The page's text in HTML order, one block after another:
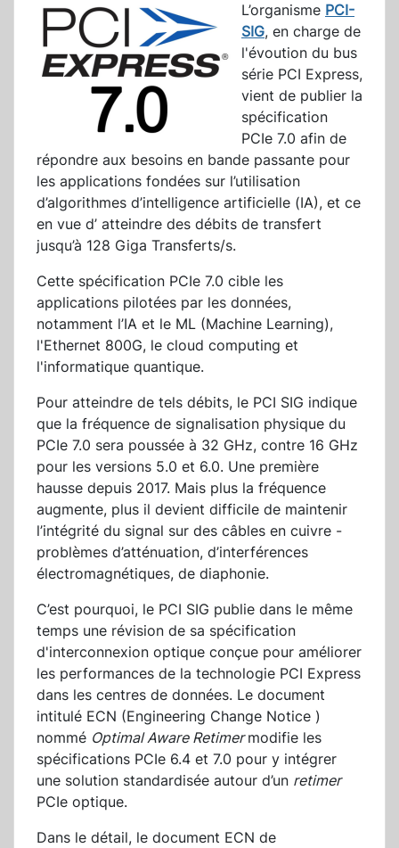
L’organisme PCI-
SIG, en charge de
l'évoution du bus
série PCI Express,
vient de publier la
spécification
PCIe 7.0 afin de
répondre aux besoins en bande passante pour
les applications fondées sur l’utilisation
d’algorithmes d’intelligence artificielle (IA), et ce
en vue d’ atteindre des débits de transfert
jusqu’à 128 Giga Transferts/s.
Cette spécification PCIe 7.0 cible les
applications pilotées par les données,
notamment l’IA et le ML (Machine Learning),
l'Ethernet 800G, le cloud computing et
l'informatique quantique.
Pour atteindre de tels débits, le PCI SIG indique
que la fréquence de signalisation physique du
PCIe 7.0 sera poussée à 32 GHz, contre 16 GHz
pour les versions 5.0 et 6.0. Une première
hausse depuis 2017. Mais plus la fréquence
augmente, plus il devient difficile de maintenir
l’intégrité du signal sur des câbles en cuivre -
problèmes d’atténuation, d’interférences
électromagnétiques, de diaphonie.
C’est pourquoi, le PCI SIG publie dans le même
temps une révision de sa spécification
d'interconnexion optique conçue pour améliorer
les performances de la technologie PCI Express
dans les centres de données. Le document
intitulé ECN (Engineering Change Notice )
nommé Optimal Aware Retimermodifie les
spécifications PCIe 6.4 et 7.0 pour y intégrer
une solution standardisée autour d’un retimer
PCIe optique.
Dans le détail, le document ECN de